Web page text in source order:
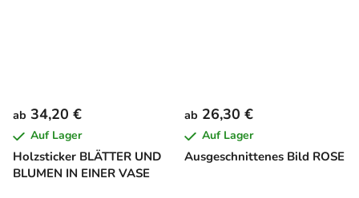
Holzsticker BLÄTTER UND
BLUMEN IN EINER VASE
ab 34,20 €
Auf Lager
Ausgeschnittenes Bild ROSE
ab 26,30 €
Auf Lager